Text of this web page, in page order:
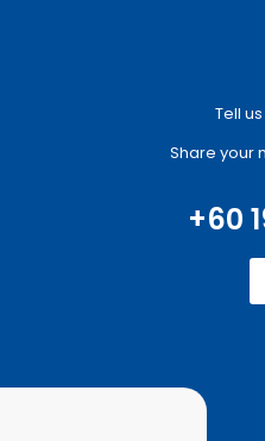
Tell
Share your
+60